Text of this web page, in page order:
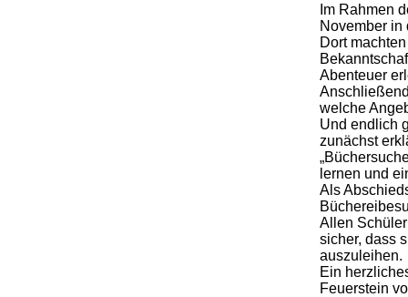
Im Rahmen
November in
Dort
Abenteuer
welche
Und endlich
zunächst
lernen und
Als
Allen
sicher, dass
auszuleihen.
Ein
Feuerstein